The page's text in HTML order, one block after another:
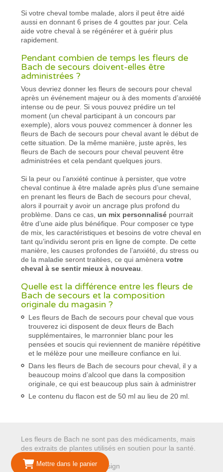
Mettre dans le panier
Si votre cheval tombe malade, alors il peut être aidé
aussi en donnant 6 prises de 4 gouttes par jour. Cela
aide votre cheval à se régénérer et à guérir plus
rapidement.
Pendant combien de temps les fleurs de
Bach de secours doivent-elles être
administrées ?
Vous devriez donner les fleurs de secours pour cheval
après un événement majeur ou à des moments d’anxiété
intense ou de peur. Si vous pouvez prédire un tel
moment (un cheval participant à un concours par
exemple), alors vous pouvez commencer à donner les
fleurs de Bach de secours pour cheval avant le début de
cette situation. De la même manière, juste après, les
fleurs de Bach de secours pour cheval peuvent être
administrées et cela pendant quelques jours.
Si la peur ou l’anxiété continue à persister, que votre
cheval continue à être malade après plus d’une semaine
en prenant les fleurs de Bach de secours pour cheval,
alors il pourrait y avoir un ancrage plus profond du
problème. Dans ce cas, un mix personnalisé pourrait
être d’une aide plus bénéfique. Pour composer ce type
de mix, les caractéristiques et besoins de votre cheval en
tant qu’individu seront pris en ligne de compte. De cette
manière, les causes profondes de l’anxiété, du stress ou
de la maladie seront traitées, ce qui amèneravotre
cheval à se sentir mieux à nouveau.
Quelle est la différence entre les fleurs de
Bach de secours et la composition
originale du magasin ?
Les fleurs de Bach de secours pour cheval que vous
trouverez ici disposent de deux fleurs de Bach
supplémentaires, le marronnier blanc pour les
pensées et soucis qui reviennent de manière répétitive
et le mélèze pour une meilleure confiance en lui.
Dans les fleurs de Bach de secours pour cheval, il y a
beaucoup moins d’alcool que dans la composition
originale, ce qui est beaucoup plus sain à administrer
Le contenu du flacon est de 50 ml au lieu de 20 ml.
Les fleurs de Bach ne sont pas des médicaments, mais
des extraits de plantes utilisés en soutien pour la santé.
© 2026 Mariepure - Webdesign